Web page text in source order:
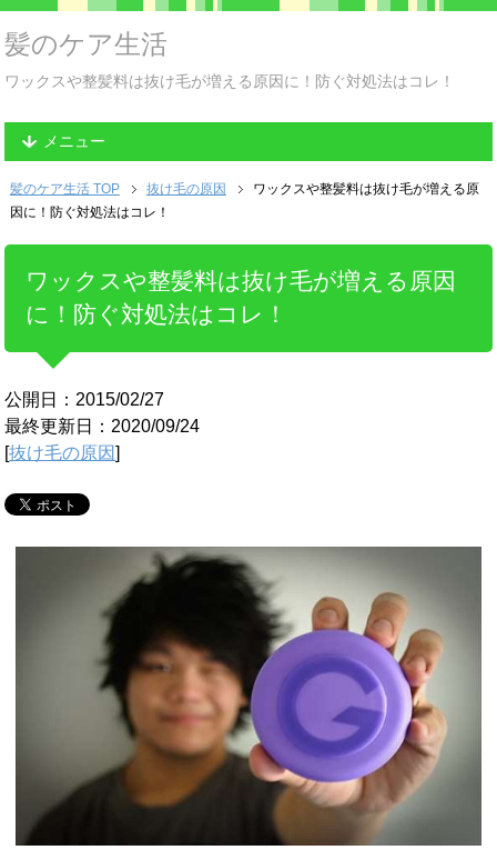
髪のケア生活
ワックスや整髪料は抜け毛が増える原因に！防ぐ対処法はコレ！
メニュー
髪のケア生活 TOP 抜け毛の原因
ワックスや整髪料は抜け毛が増える原
因に！防ぐ対処法はコレ！
ワックスや整髪料は抜け毛が増える原因
に！防ぐ対処法はコレ！
公開日：2015/02/27
最終更新日：2020/09/24
[抜け毛の原因]